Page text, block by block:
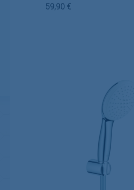
Regulärer Preis:
59,90 €